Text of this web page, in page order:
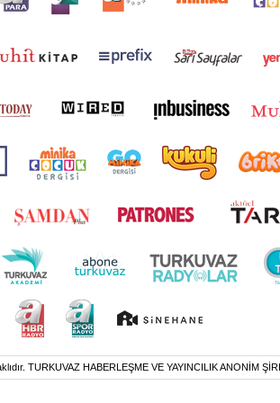
TURKUVAZ HABERLEŞME VE YAYINCILIK ANONİM